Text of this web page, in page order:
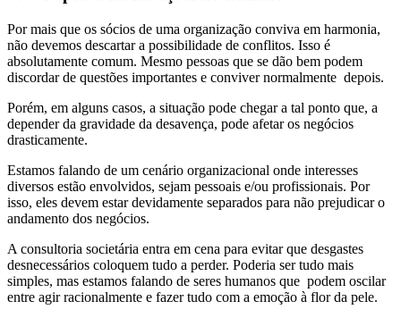
Por mais que os sócios de uma organização conviva em harmonia,
não devemos descartar a possibilidade de conflitos. Isso é
absolutamente comum. Mesmo pessoas que se dão bem podem
discordar de questões importantes e conviver normalmente depois.
Porém, em alguns casos, a situação pode chegar a tal ponto que, a
depender da gravidade da desavença, pode afetar os negócios
drasticamente.
Estamos falando de um cenário organizacional onde interesses
diversos estão envolvidos, sejam pessoais e/ou profissionais. Por
isso, eles devem estar devidamente separados para não prejudicar o
andamento dos negócios.
A consultoria societária entra em cena para evitar que desgastes
desnecessários coloquem tudo a perder. Poderia ser tudo mais
simples, mas estamos falando de seres humanos que podem oscilar
entre agir racionalmente e fazer tudo com a emoção à flor da pele.